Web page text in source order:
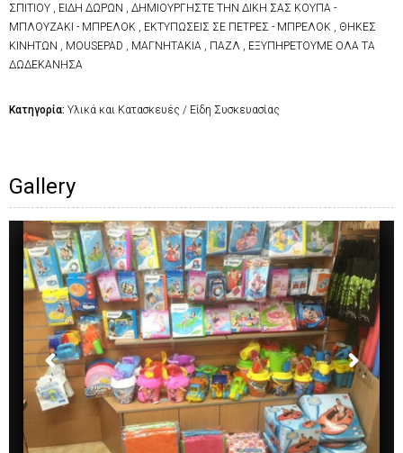
ΣΠΙΤΙΟΥ , ΕΙΔΗ ΔΩΡΩΝ , ΔΗΜΙΟΥΡΓΗΣΤΕ ΤΗΝ ΔΙΚΗ ΣΑΣ ΚΟΥΠΑ -
ΜΠΛΟΥΖΑΚΙ - ΜΠΡΕΛΟΚ , ΕΚΤΥΠΩΣΕΙΣ ΣΕ ΠΕΤΡΕΣ - ΜΠΡΕΛΟΚ , ΘΗΚΕΣ
ΚΙΝΗΤΩΝ , MOUSEPAD , ΜΑΓΝΗΤΑΚΙΑ , ΠΑΖΛ , ΕΞΥΠΗΡΕΤΟΥΜΕ ΟΛΑ ΤΑ
ΔΩΔΕΚΑΝΗΣΑ
Κατηγορία: Υλικά και Κατασκευές / Είδη Συσκευασίας
Gallery